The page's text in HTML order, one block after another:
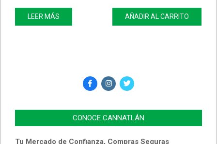
LEER MÁS AÑADIR AL CARRITO
CONOCE CANNATLÁN
Tu Mercado de Confianza, Compras Seguras